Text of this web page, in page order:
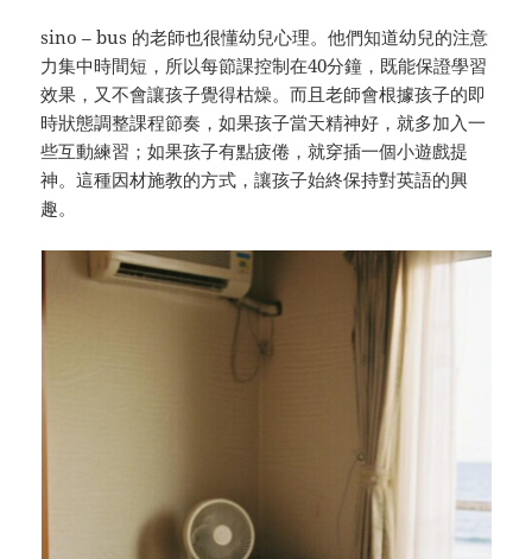
sino – bus 的老師也很懂幼兒心理。他們知道幼兒的注意
力集中時間短，所以每節課控制在40分鐘，既能保證學習
效果，又不會讓孩子覺得枯燥。而且老師會根據孩子的即
時狀態調整課程節奏，如果孩子當天精神好，就多加入一
些互動練習；如果孩子有點疲倦，就穿插一個小遊戲提
神。這種因材施教的方式，讓孩子始終保持對英語的興
趣。